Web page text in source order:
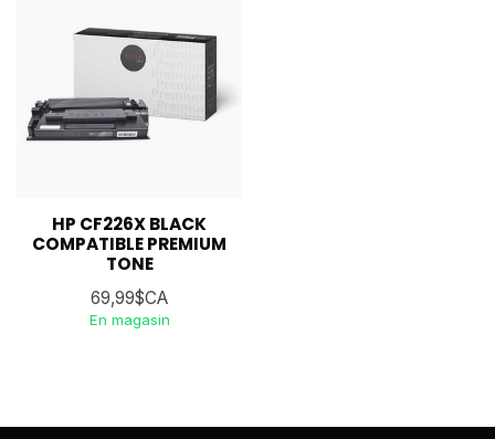
HP CF226X BLACK
COMPATIBLE PREMIUM
TONE
69,99$CA
En magasin